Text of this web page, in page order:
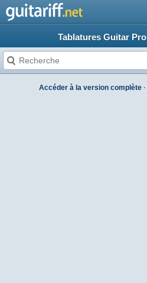
Tablatures Guitar Pro
Accéder à la version complète·